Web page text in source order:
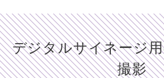
Collection
振袖コレクション
Plan
デジタルサイネージ
撮影